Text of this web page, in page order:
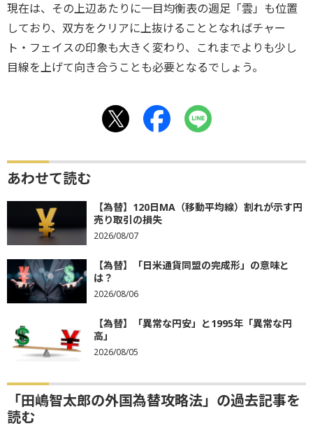
現在は、その上辺あたりに一目均衡表の週足「雲」も位置
しており、双方をクリアに上抜けることとなればチャー
ト・フェイスの印象も大きく変わり、これまでよりも少し
目線を上げて向き合うことも必要となるでしょう。
あわせて読む
【為替】120日MA（移動平均線）割れが示す円
売り取引の損失
2026/08/07
【為替】「日米通貨同盟の完成形」の意味と
は？
2026/08/06
【為替】「異常な円安」と1995年「異常な円
高」
2026/08/05
「田嶋智太郎の外国為替攻略法」の過去記事を
読む